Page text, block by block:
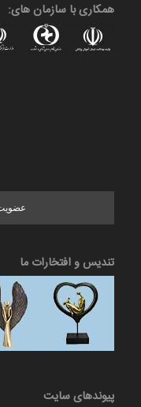
همکاری با سازمان های:
عضویت
تندیس و افتخارات ما
پیوندهای سایت